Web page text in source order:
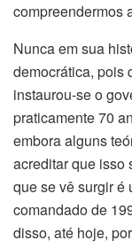
compreendermos
Nunca em sua
democrática, pois
instaurou-se o
praticamente 70
embora alguns
acreditar que isso
que se vê surgir é
comandado de
disso, até hoje,